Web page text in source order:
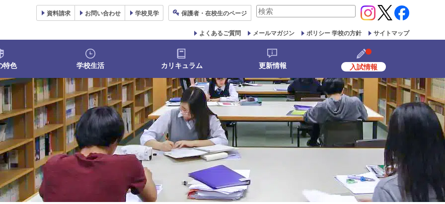
資料請求 お問い合わせ 学校見学 保護者 ・在校生のページ
検
対
象:
よくあるご質問 メールマガジン ポリシー 学校の方針 サイトマップ
特色 学校生活 カリキュラム 更新情報 入試情報